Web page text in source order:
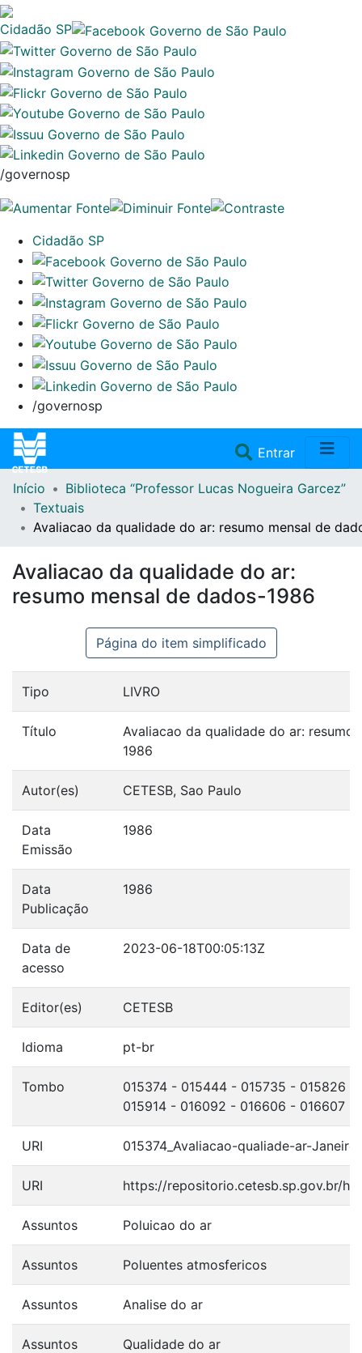
Cidadão SP
/governosp
Cidadão SP
/governosp
Entrar(current)
Home
Repositório
Doações/Aquisições
Fale Conosco
Início
Biblioteca “Professor Lucas Nogueira Garcez”
Textuais
Avaliacao da qualidade do ar: resumo mensal de
Avaliacao da qualidade do ar:
resumo mensal de dados-1986
Página do item simplificado
Tipo LIVRO
Título
Avaliacao da qualidade do ar: resumo
1986
Autor(es) CETESB, Sao Paulo
Data
Emissão
1986
Data
Publicação
1986
Data de
acesso
2023-06-18T00:05:13Z
Editor(es) CETESB
Idioma pt-br
Tombo
015374 - 015444 - 015735 - 015826 -
015914 - 016092 - 016606 - 016607 -
URI 015374_Avaliacao-qualiade-ar-
URI https://repositorio.cetesb.sp.gov.br/
Assuntos Poluicao do ar
Assuntos Poluentes atmosfericos
Assuntos Analise do ar
Assuntos Qualidade do ar